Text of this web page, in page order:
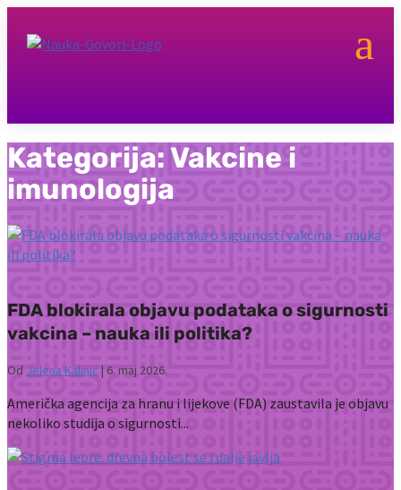
a
Kategorija:Vakcine i
imunologija
FDA blokirala objavu podataka o sigurnosti
vakcina – nauka ili politika?
Od Jelena Kalinić | 6. maj 2026.
Američka agencija za hranu i lijekove (FDA) zaustavila je objavu
nekoliko studija o sigurnosti...